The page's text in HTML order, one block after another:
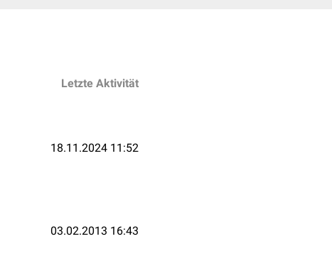
Letzte Aktivität
18.11.2024 11:52
03.02.2013 16:43